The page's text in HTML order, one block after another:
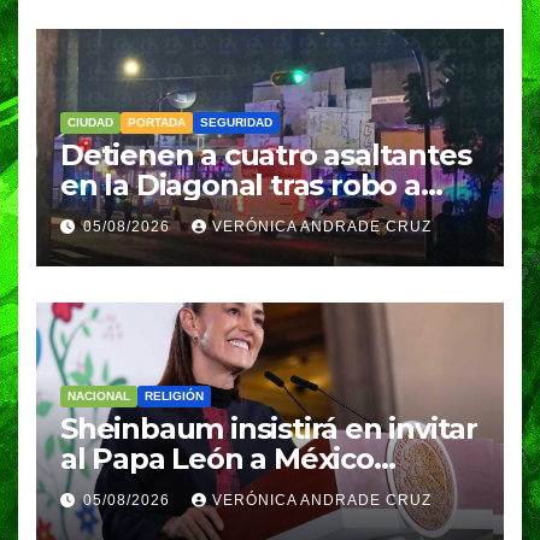
CIUDAD PORTADA SEGURIDAD
Detienen a cuatro asaltantes
en la Diagonal tras robo a
Coppel en el Centro de
Puebla; recuperan celulares
y aseguran un arma
05/08/2026 VERÓNICA ANDRADE CRUZ
NACIONAL RELIGIÓN
Sheinbaum insistirá en invitar
al Papa León a México
durante su próxima gira por
América Latina
05/08/2026 VERÓNICA ANDRADE CRUZ